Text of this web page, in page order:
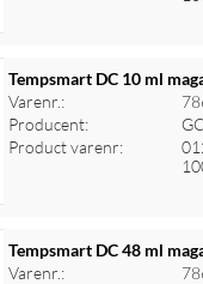
Log ind for
Tempsmart DC 10 ml
Varenr.:
Producent:
GC
Product varenr:
Tempsmart DC 48 ml
Varenr.: